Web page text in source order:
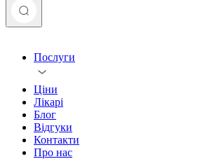
Послуги
Ціни
Лікарі
Блог
Відгуки
Контакти
Про нас